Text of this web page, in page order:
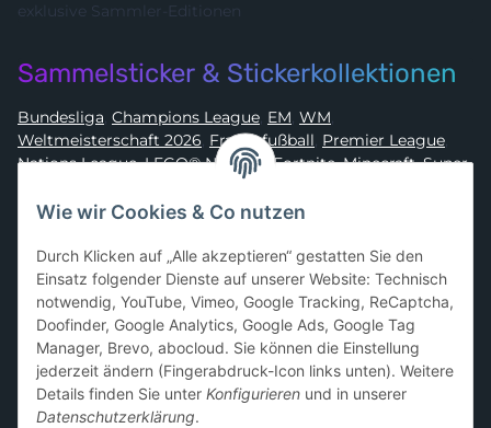
exklusive Sammler-Editionen
Sammelsticker & Stickerkollektionen
Bundesliga, Champions League, EM, WM,
Weltmeisterschaft 2026, Frauenfußball, Premier League,
Nations League, LEGO® Ninjago Fortnite,Minecraft,Super
Asterix
Sammelkarten-Zubehör &
Schutzprodukte
Card Sleeves, Penny Sleeves, Premium Sleeves,Toploader
Magnetic Holder, Sammelalben / Binder / Pocket Pages
Deckboxen ,Playmats undAufbewahrungslösungen
Wie wir Cookies & Co nutzen
Durch Klicken auf „Alle akzeptieren“ gestatten Sie den
Einsatz folgender Dienste auf unserer Website: Technisch
notwendig, YouTube, Vimeo, Google Tracking, ReCaptcha,
Doofinder, Google Analytics, Google Ads, Google Tag
Manager, Brevo, abocloud. Sie können die Einstellung
jederzeit ändern (Fingerabdruck-Icon links unten). Weitere
Details finden Sie unter Konfigurieren und in unserer
Datenschutzerklärung.